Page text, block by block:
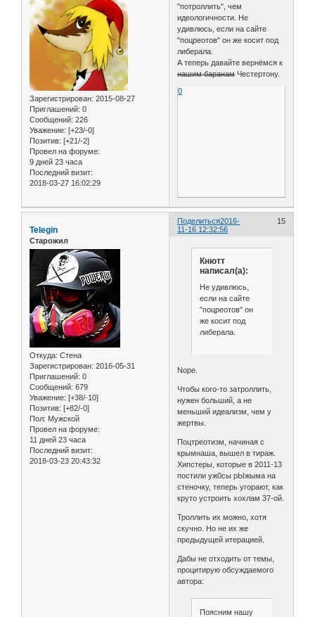
Зарегистрирован: 2015-08-27
Приглашений: 0
Сообщений: 226
Уважение: [+23/-0]
Позитив: [+21/-2]
Провел на форуме:
9 дней 23 часа
Последний визит:
2018-03-27 16:02:29
"потроллить", чем
идеологичности. Не
удивлюсь, если на сайте
"поцреотов" он же косит под
либерала.
А теперь давайте вернёмся к
нашим баранам Честертону.
0
Поделиться 15
2016-
11-16 12:32:56
Telegin
Старожил
Откуда: Стена
Зарегистрирован: 2016-05-31
Приглашений: 0
Сообщений: 679
Уважение: [+38/-10]
Позитив: [+82/-0]
Пол: Мужской
Провел на форуме:
11 дней 23 часа
Последний визит:
2018-03-23 20:43:32
Кнютт
написал(а):
Не удивлюсь,
если на сайте
"поцреотов" он
же косит под
либерала.
Nope.
Чтобы кого-то затроллить,
нужен больший, а не
меньший идеализм, чем у
жертвы.
Поцтреотизм, начиная с
крымнаша, вышел в тираж.
Хипстеры, которые в 2011-13
постили уж0сы рЫжыма на
стеночку, теперь угорают, как
круто устроить хохлам 37-ой.
Троллить их можно, хотя
скучно. Но не их же
предыдущей итерацией.
Дабы не отходить от темы,
процитирую обсуждаемого
автора:
Поясним нашу